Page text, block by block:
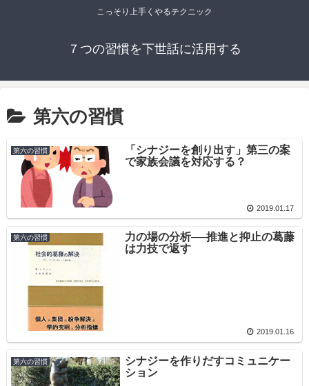
こっそり上手くやるテクニック
７つの習慣を下世話に活用する
第六の習慣
第六の習慣
「シナジーを創り出す」第三の案
で家族会議を対応する？
2019.01.17
第六の習慣
力の場の分析──推進と抑止の葛藤
は力技で返す
2019.01.16
第六の習慣
シナジーを作りだすコミュニケー
ション